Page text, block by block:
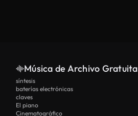
Música de Archivo Gratuita
síntesis
baterías electrónicas
claves
El piano
Cinematográfico